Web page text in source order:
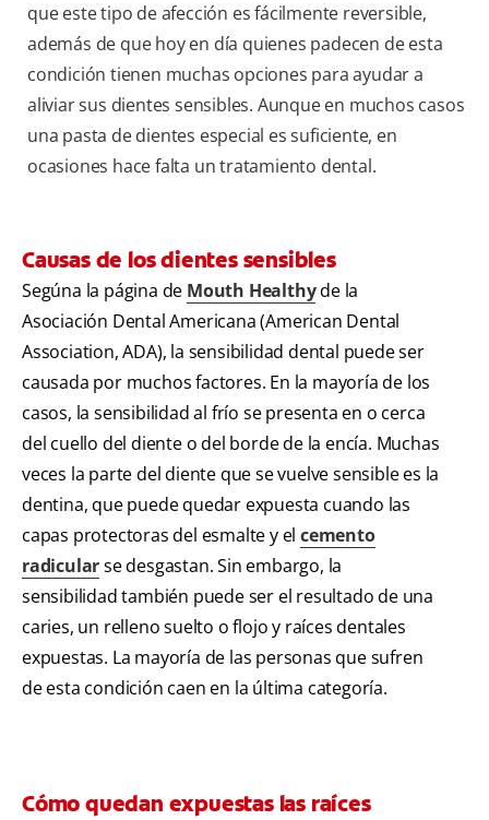
que este tipo de afección es fácilmente reversible,
además de que hoy en día quienes padecen de esta
condición tienen muchas opciones para ayudar a
aliviar sus dientes sensibles. Aunque en muchos casos
una pasta de dientes especial es suficiente, en
ocasiones hace falta un tratamiento dental.
Causas de los dientes sensibles
Segúna la página de Mouth Healthyde la
Asociación Dental Americana (American Dental
Association, ADA), la sensibilidad dental puede ser
causada por muchos factores. En la mayoría de los
casos, la sensibilidad al frío se presenta en o cerca
del cuello del diente o del borde de la encía. Muchas
veces la parte del diente que se vuelve sensible es la
dentina, que puede quedar expuesta cuando las
capas protectoras del esmalte y elcemento
radicularse desgastan. Sin embargo, la
sensibilidad también puede ser el resultado de una
caries, un relleno suelto o flojo y raíces dentales
expuestas. La mayoría de las personas que sufren
de esta condición caen en la última categoría.
Cómo quedan expuestas las raíces